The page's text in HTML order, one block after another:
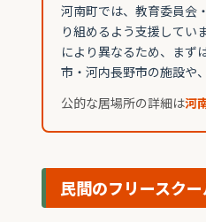
河南町では、教育委員会
り組めるよう支援してい
により異なるため、まず
市・河内長野市の施設や
公的な居場所の詳細は河
民間のフリースク